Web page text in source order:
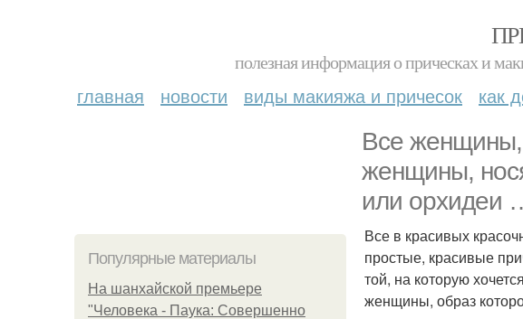
полезная информация о прическах и
главная новости виды макияжа и причесок как
Все женщины,
женщины,
или орхидеи
Популярные материалы
На шанхайской премьере
"Человека - Паука: Совершенно
Все в красивых
простые, красивые
той, на которую
женщины, образ